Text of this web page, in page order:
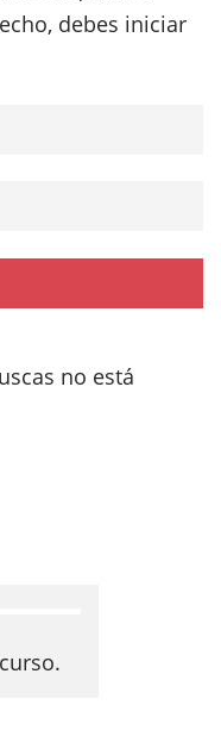
debes iniciar
no está